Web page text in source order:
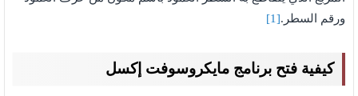
ورقم السطر.[1]
كيفية فتح برنامج مايكروسوفت إكسل